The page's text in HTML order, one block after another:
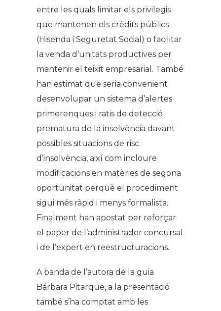
entre les quals limitar els privilegis
que mantenen els crèdits públics
(Hisenda i Seguretat Social) o facilitar
la venda d’unitats productives per
mantenir el teixit empresarial. També
han estimat que seria convenient
desenvolupar un sistema d’alertes
primerenques i ratis de detecció
prematura de la insolvència davant
possibles situacions de risc
d’insolvència, així com incloure
modificacions en matèries de segona
oportunitat perquè el procediment
sigui més ràpid i menys formalista.
Finalment han apostat per reforçar
el paper de l’administrador concursal
i de l’expert en reestructuracions.
A banda de l’autora de la guia
Bárbara Pitarque, a la presentació
també s’ha comptat amb les